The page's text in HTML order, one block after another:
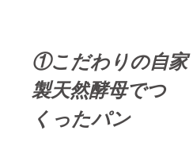
①こだわりの自家
製天然酵母でつ
くったパン